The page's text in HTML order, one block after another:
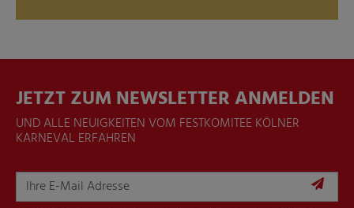
JETZT ZUM NEWSLETTER ANMELDEN
UND ALLE NEUIGKEITEN VOM FESTKOMITEE KÖLNER
KARNEVAL ERFAHREN